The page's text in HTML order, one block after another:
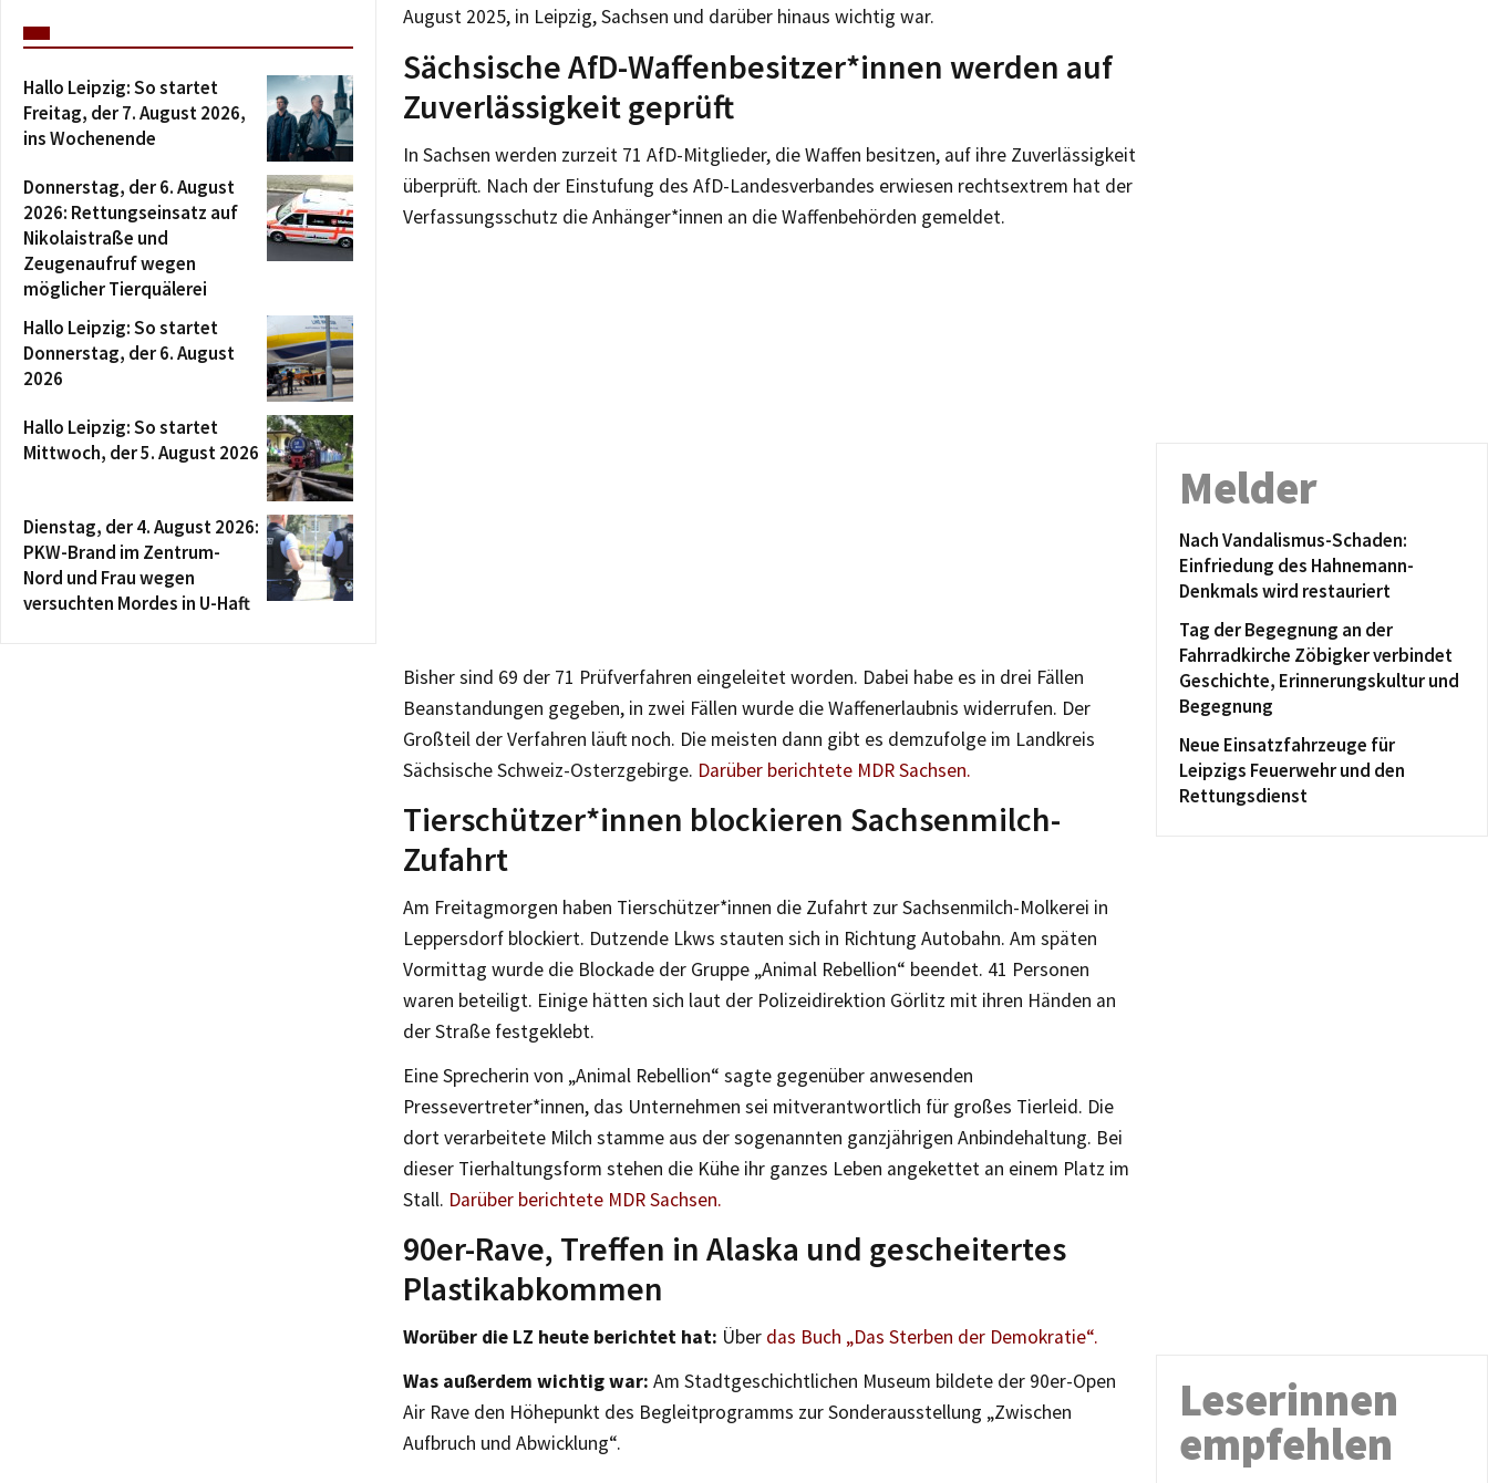
August 2025, in Leipzig, Sachsen und darüber hinaus wichtig war.
Sächsische AfD-Waffenbesitzer*innen werden auf
Zuverlässigkeit geprüft
In Sachsen werden zurzeit 71 AfD-Mitglieder, die Waffen besitzen, auf ihre Zuverlässigkeit
überprüft. Nach der Einstufung des AfD-Landesverbandes erwiesen rechtsextrem hat der
Verfassungsschutz die Anhänger*innen an die Waffenbehörden gemeldet.
Bisher sind 69 der 71 Prüfverfahren eingeleitet worden. Dabei habe es in drei Fällen
Beanstandungen gegeben, in zwei Fällen wurde die Waffenerlaubnis widerrufen. Der
Großteil der Verfahren läuft noch. Die meisten dann gibt es demzufolge im Landkreis
Sächsische Schweiz-Osterzgebirge. Darüber berichtete MDR Sachsen.
Tierschützer*innen blockieren Sachsenmilch-
Zufahrt
Am Freitagmorgen haben Tierschützer*innen die Zufahrt zur Sachsenmilch-Molkerei in
Leppersdorf blockiert. Dutzende Lkws stauten sich in Richtung Autobahn. Am späten
Vormittag wurde die Blockade der Gruppe „Animal Rebellion“ beendet. 41 Personen
waren beteiligt. Einige hätten sich laut der Polizeidirektion Görlitz mit ihren Händen an
der Straße festgeklebt.
Eine Sprecherin von „Animal Rebellion“ sagte gegenüber anwesenden
Pressevertreter*innen, das Unternehmen sei mitverantwortlich für großes Tierleid. Die
dort verarbeitete Milch stamme aus der sogenannten ganzjährigen Anbindehaltung. Bei
dieser Tierhaltungsform stehen die Kühe ihr ganzes Leben angekettet an einem Platz im
Stall. Darüber berichtete MDR Sachsen.
90er-Rave, Treffen in Alaska und gescheitertes
Plastikabkommen
Worüber die LZ heute berichtet hat: Über das Buch „Das Sterben der Demokratie“.
Was außerdem wichtig war: Am Stadtgeschichtlichen Museum bildete der 90er-Open
Air Rave den Höhepunkt des Begleitprogramms zur Sonderausstellung „Zwischen
Aufbruch und Abwicklung“.
Hallo Leipzig: So startet
Freitag, der 7. August 2026,
ins Wochenende
Donnerstag, der 6. August
2026: Rettungseinsatz auf
Nikolaistraße und
Zeugenaufruf wegen
möglicher Tierquälerei
Hallo Leipzig: So startet
Donnerstag, der 6. August
2026
Hallo Leipzig: So startet
Mittwoch, der 5. August 2026
Dienstag, der 4. August 2026:
PKW-Brand im Zentrum-
Nord und Frau wegen
versuchten Mordes in U-Haft
Melder
Nach Vandalismus-Schaden:
Einfriedung des Hahnemann-
Denkmals wird restauriert
Tag der Begegnung an der
Fahrradkirche Zöbigker verbindet
Geschichte, Erinnerungskultur und
Begegnung
Neue Einsatzfahrzeuge für
Leipzigs Feuerwehr und den
Rettungsdienst
Leserinnen
empfehlen